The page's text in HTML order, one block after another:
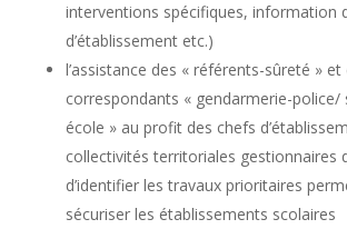
interventions spécifiques, information
d’établissement etc.)
l’assistance des « référents-sûreté » et
correspondants « gendarmerie-police/
école » au profit des chefs
collectivités territoriales gestionnaires
d’identifier les travaux prioritaires
sécuriser les établissements scolaires